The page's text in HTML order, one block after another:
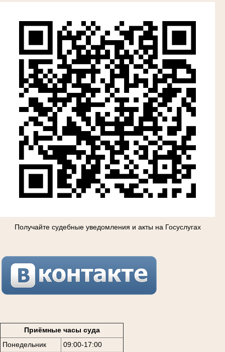
Получайте судебные уведомления и акты на Госуслугах
Приёмные часы суда
Понедельник
09:00-17:00